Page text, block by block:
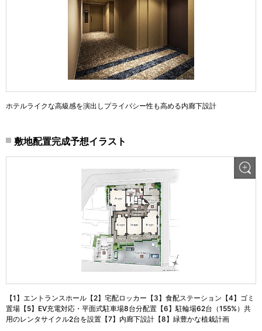
ホテルライクな高級感を演出しプライバシー性も高める内廊下設計
敷地配置完成予想イラスト
【1】エントランスホール【2】宅配ロッカー【3】食配ステーション【4】ゴミ
置場【5】EV充電対応・平面式駐車場8台分配置【6】駐輪場62台（155%）共
用のレンタサイクル2台を設置【7】内廊下設計【8】緑豊かな植栽計画